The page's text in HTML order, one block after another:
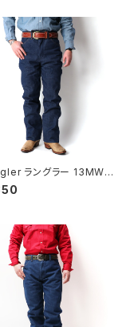
ラングラー 13MWZ
ーイジーンズ ノンウォ